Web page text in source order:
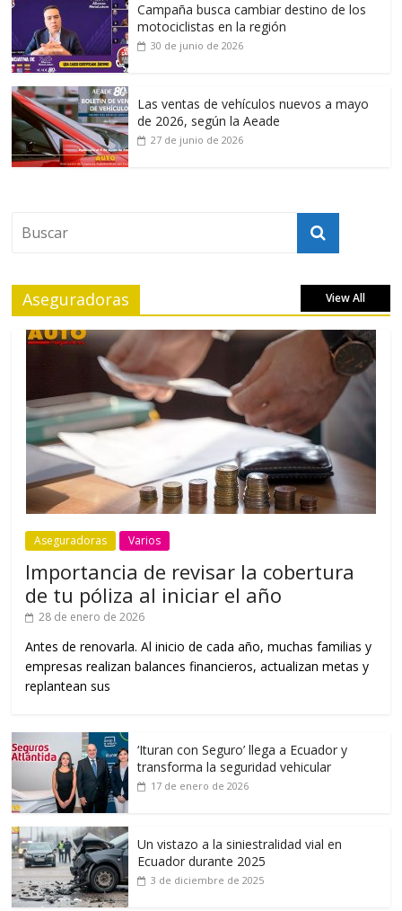
Campaña busca cambiar destino de los
motociclistas en la región
30 de junio de 2026
Las ventas de vehículos nuevos a mayo
de 2026, según la Aeade
27 de junio de 2026
Aseguradoras View All
Aseguradoras Varios
Importancia de revisar la cobertura
de tu póliza al iniciar el año
28 de enero de 2026
Antes de renovarla. Al inicio de cada año, muchas familias y
empresas realizan balances financieros, actualizan metas y
replantean sus
‘Ituran con Seguro’ llega a Ecuador y
transforma la seguridad vehicular
17 de enero de 2026
Un vistazo a la siniestralidad vial en
Ecuador durante 2025
3 de diciembre de 2025